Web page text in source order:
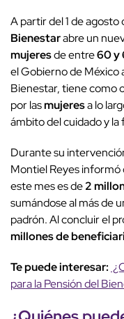
A partir del 1 de
Bienestarabre un
mujeresde entre60 y
el Gobierno de México
Bienestar, tiene como
por lasmujeresa lo
ámbito del cuidado y la
Durante su
Montiel Reyes informó
este mes es de2
sumándose al más de
padrón. Al concluir el
millones de
Te puede interesar:
para la Pensión del